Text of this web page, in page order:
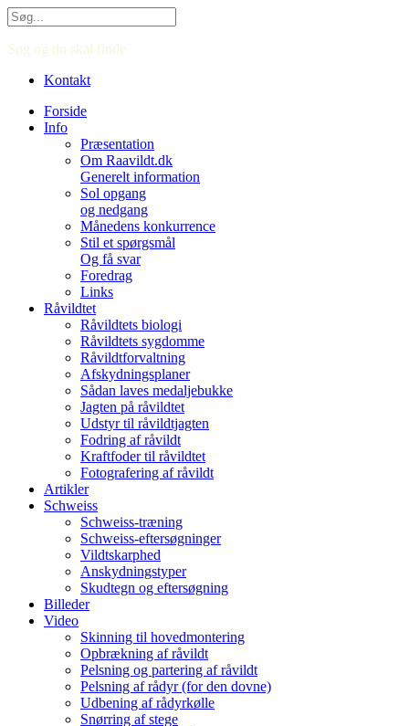
Søg og du skal finde
Kontakt
Forside
Info
Præsentation
Om Raavildt.dk
Generelt information
Sol opgang
og nedgang
Månedens konkurrence
Stil et spørgsmål
Og få svar
Foredrag
Links
Råvildtet
Råvildtets biologi
Råvildtets sygdomme
Råvildtforvaltning
Afskydningsplaner
Sådan laves medaljebukke
Jagten på råvildtet
Udstyr til råvildtjagten
Fodring af råvildt
Kraftfoder til råvildtet
Fotografering af råvildt
Artikler
Schweiss
Schweiss-træning
Schweiss-eftersøgninger
Vildtskarphed
Anskydningstyper
Skudtegn og eftersøgning
Billeder
Video
Skinning til hovedmontering
Opbrækning af råvildt
Pelsning og partering af råvildt
Pelsning af rådyr (for den dovne)
Udbening af rådyrkølle
Snørring af stege